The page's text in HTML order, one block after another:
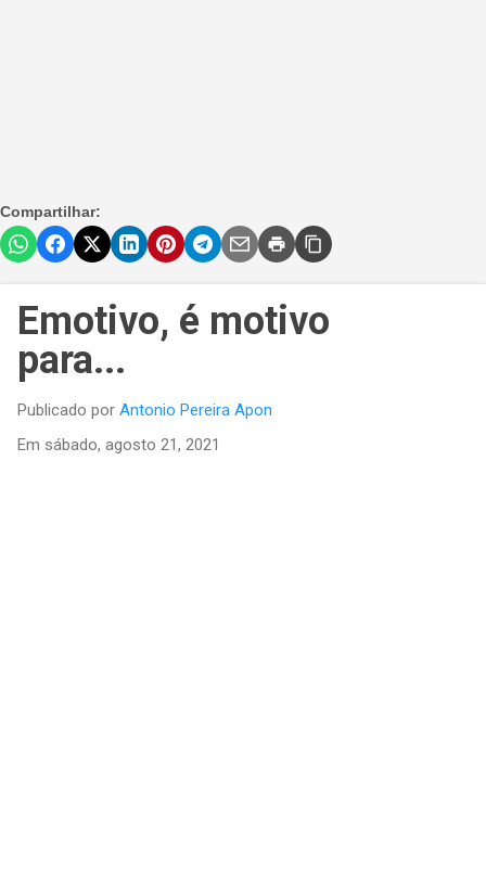
Compartilhar:
Emotivo, é motivo
para...
Publicado por Antonio Pereira Apon
Em sábado, agosto 21, 2021